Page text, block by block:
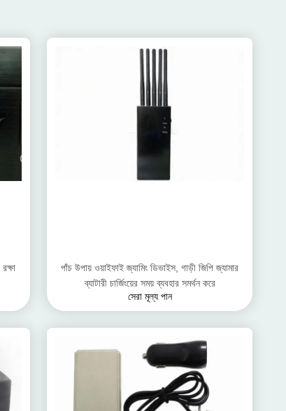
পাঁচ উপায় ওয়াইফাই জ্যামিং ডিভাইস, গাড়ী জিপি জ্যামার
ব্যাটারী চার্জিংয়ের সময় ব্যবহার সমর্থন করে
সেরা মূল্য পান